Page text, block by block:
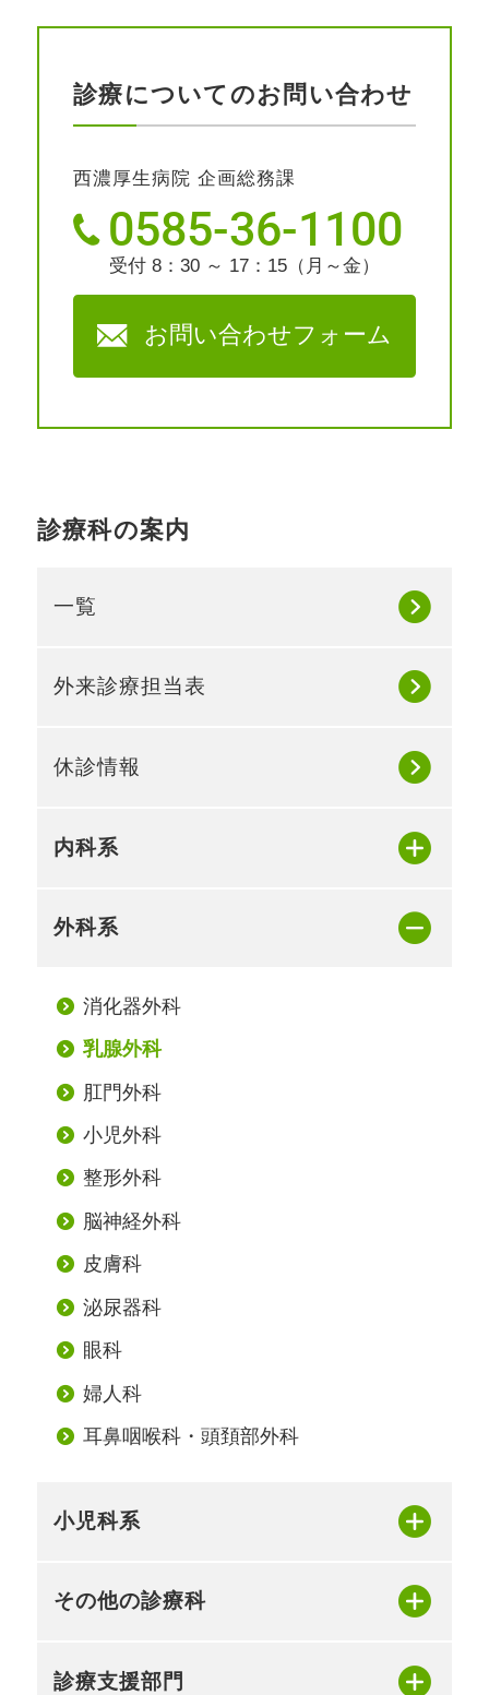
診療についてのお問い合わせ
西濃厚生病院 企画総務課
0585-36-1100
受付 8：30 ～ 17：15（月～金）
お問い合わせフォーム
診療科の案内
一覧
外来診療担当表
休診情報
内科系
外科系
消化器外科
乳腺外科
肛門外科
小児外科
整形外科
脳神経外科
皮膚科
泌尿器科
眼科
婦人科
耳鼻咽喉科・頭頚部外科
小児科系
その他の診療科
診療支援部門